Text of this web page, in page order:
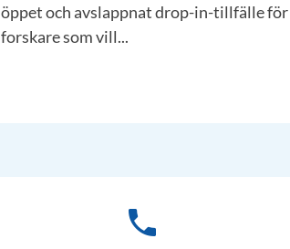
öppet och avslappnat drop-in-tillfälle för
forskare som vill...
phone